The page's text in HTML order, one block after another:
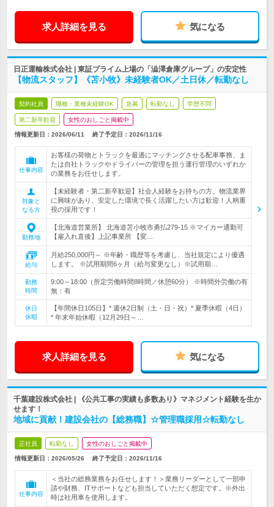
求人詳細を見る 気になる
日正運輸株式会社 | 東証プライム上場の「澁澤倉庫グループ」の安定性
【物流スタッフ】《苫小牧》未経験者OK／土日休／転勤なし
契約社員 職種・業種未経験OK 急募 転勤なし 学歴不問
第二新卒歓迎 女性のおしごと掲載中
情報更新日：2026/06/11 終了予定日： 2026/11/16
仕事内容
お客様の荷物とトラックを最適にマッチングさせる配車事務、ま
たは自社トラックやドライバーの管理を担う運行管理のいずれか
の業務をお任せします。
対象と
なる方
【未経験者・第二新卒歓迎】社会人経験をお持ちの方。物流業界
に興味があり、安定した環境で長く活躍したい方は歓迎！人柄重
視の採用です！
勤務地
【北海道営業所】 北海道苫小牧市勇払279-15 ※マイカー通勤可
【雇入れ直後】上記事業所 【変…
給与
月給250,000円～ ※年齢・職歴等を考慮し、当社規定により優遇
します。 ※試用期間6ヶ月（給与変更なし）※試用期…
勤務
時間
9:00～18:00（所定労働時間8時間／休憩60分） ※時間外労働の有
無：有
休日
休暇
【年間休日105日】* 週休2日制（土・日・祝）* 夏季休暇（4日）
* 年末年始休暇（12月29日～…
求人詳細を見る 気になる
千葉建設株式会社 | 《公共工事の実績も多数あり》マネジメント経験を生か
せます！
地域に貢献！建設会社の【総務職】☆管理職採用☆転勤なし
正社員 転勤なし 女性のおしごと掲載中
情報更新日：2026/05/26 終了予定日： 2026/11/16
仕事内容
＜当社の総務業務をお任せします！＞業務リーダーとして一部申
請や財務、ITサポートなども担当していただく想定です。※外出
時は社用車を使用します。